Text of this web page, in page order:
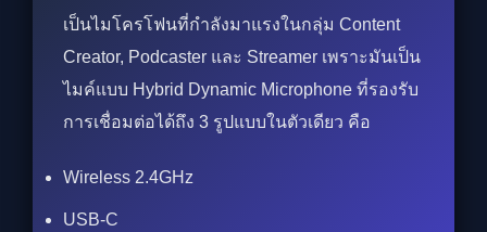
เป็นไมโครโฟนที่กำลังมาแรงในกลุ่ม Content
Creator, Podcaster และ Streamer เพราะมันเป็น
ไมค์แบบ Hybrid Dynamic Microphone ที่รองรับ
การเชื่อมต่อได้ถึง 3 รูปแบบในตัวเดียว คือ
Wireless 2.4GHz
USB-C